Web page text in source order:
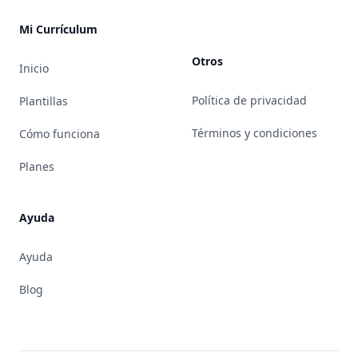
Mi Currículum
Inicio
Plantillas
Cómo funciona
Planes
Ayuda
Ayuda
Blog
Otros
Política de privacidad
Términos y condiciones